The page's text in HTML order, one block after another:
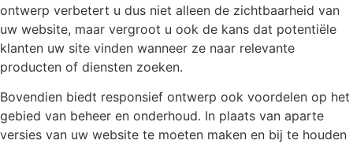
ontwerp verbetert u dus niet alleen de zichtbaarheid van
uw website, maar vergroot u ook de kans dat potentiële
klanten uw site vinden wanneer ze naar relevante
producten of diensten zoeken.
Bovendien biedt responsief ontwerp ook voordelen op het
gebied van beheer en onderhoud. In plaats van aparte
versies van uw website te moeten maken en bij te houden